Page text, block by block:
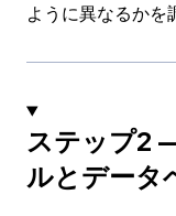
ように異なるかを
ステップ2
ルとデータ